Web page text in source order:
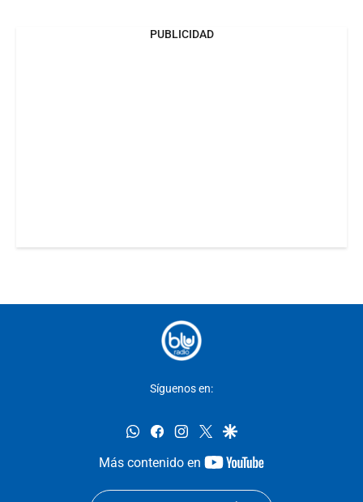
PUBLICIDAD
Síguenos en:
whatsappfacebookinstagram
twittergoogle
Más contenido en
youtube-